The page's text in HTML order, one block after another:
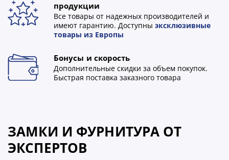
продукции
Все товары от надежных производителей и
имеют гарантию. Доступны эксклюзивные
товары из Европы
Бонусы и скорость
Дополнительные скидки за объем покупок.
Быстрая поставка заказного товара
ЗАМКИ И ФУРНИТУРА ОТ
ЭКСПЕРТОВ